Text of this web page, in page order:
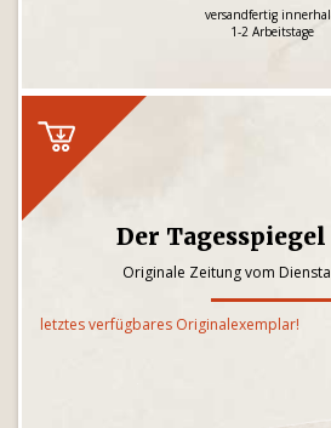
versandfertig
1-2 Arbeitstage
Der
Originale Zeitung vom
letztes verfügbares Originalexemplar!